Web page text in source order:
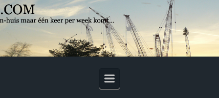
Skip to main content